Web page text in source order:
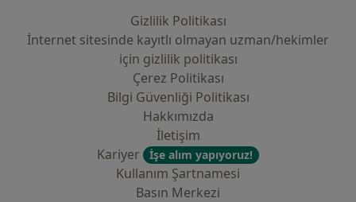
Gizlilik Politikası
İnternet sitesinde kayıtlı olmayan uzman/hekimler
i̇çin gizlilik politikası
Çerez Politikası
Bilgi Güvenliği Politikası
Hakkımızda
İletişim
Kariyer
İşe alım yapıyoruz!
Kullanım Şartnamesi
Basın Merkezi